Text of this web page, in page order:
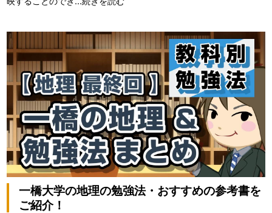
一橋大学の地理の勉強法・おすすめの参考書を
ご紹介！